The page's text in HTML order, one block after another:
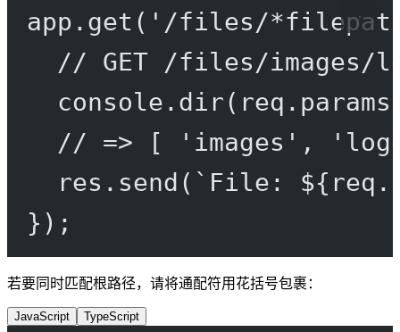
app. get ( '/files/
// GET /files/images/
console. dir
// => [ 'images',
res. send ( `File: ${ req .
});
若要同时匹配根路径，请将通配符用花括号包裹：
JavaScript TypeScript